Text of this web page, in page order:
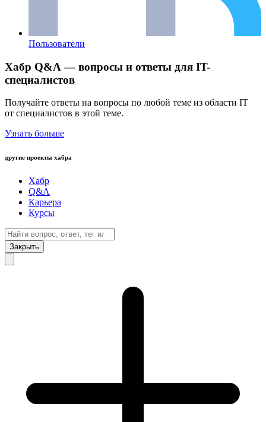
Пользователи
Хабр Q&A — вопросы и ответы для IT-
специалистов
Получайте ответы на вопросы по любой теме из области IT
от специалистов в этой теме.
Узнать больше
другие проекты хабра
Хабр
Q&A
Карьера
Курсы
Закрыть